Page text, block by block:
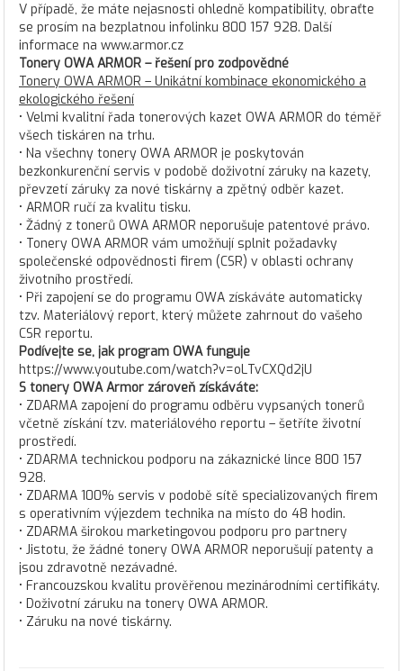
V případě, že máte nejasnosti ohledně kompatibility, obraťte
se prosím na bezplatnou infolinku 800 157 928. Další
informace na www.armor.cz
Tonery OWA ARMOR – řešení pro zodpovědné
Tonery OWA ARMOR – Unikátní kombinace ekonomického a
ekologického řešení
• Velmi kvalitní řada tonerových kazet OWA ARMOR do téměř
všech tiskáren na trhu.
• Na všechny tonery OWA ARMOR je poskytován
bezkonkurenční servis v podobě doživotní záruky na kazety,
převzetí záruky za nové tiskárny a zpětný odběr kazet.
• ARMOR ručí za kvalitu tisku.
• Žádný z tonerů OWA ARMOR neporušuje patentové právo.
• Tonery OWA ARMOR vám umožňují splnit požadavky
společenské odpovědnosti firem (CSR) v oblasti ochrany
životního prostředí.
• Při zapojení se do programu OWA získáváte automaticky
tzv. Materiálový report, který můžete zahrnout do vašeho
CSR reportu.
Podívejte se, jak program OWA funguje
https://www.youtube.com/watch?v=oLTvCXQd2jU
S tonery OWA Armor zároveň získáváte:
• ZDARMA zapojení do programu odběru vypsaných tonerů
včetně získání tzv. materiálového reportu – šetříte životní
prostředí.
• ZDARMA technickou podporu na zákaznické lince 800 157
928.
• ZDARMA 100% servis v podobě sítě specializovaných firem
s operativním výjezdem technika na místo do 48 hodin.
• ZDARMA širokou marketingovou podporu pro partnery
• Jistotu, že žádné tonery OWA ARMOR neporušují patenty a
jsou zdravotně nezávadné.
• Francouzskou kvalitu prověřenou mezinárodními certifikáty.
• Doživotní záruku na tonery OWA ARMOR.
• Záruku na nové tiskárny.